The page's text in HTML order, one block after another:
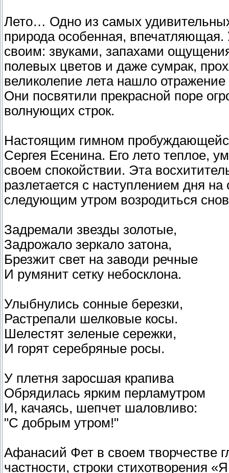
Лето… Одно из самых
природа особенная, впечатляющая.
своим: звуками, запахами
полевых цветов и даже сумрак,
великолепие лета нашло
Они посвятили прекрасной поре
волнующих строк.
Настоящим гимном
Сергея Есенина. Его лето теплое,
своем спокойствии. Эта
разлетается с наступлением дня
следующим утром возродиться
Задремали звезды золотые,
Задрожало зеркало затона,
Брезжит свет на заводи речные
И румянит сетку небосклона.
Улыбнулись сонные березки,
Растрепали шелковые косы.
Шелестят зеленые сережки,
И горят серебряные росы.
У плетня заросшая крапива
Обрядилась ярким перламутром
И, качаясь, шепчет шаловливо:
"С добрым утром!"
Афанасий Фет в своем творчестве
частности, строки стихотворения